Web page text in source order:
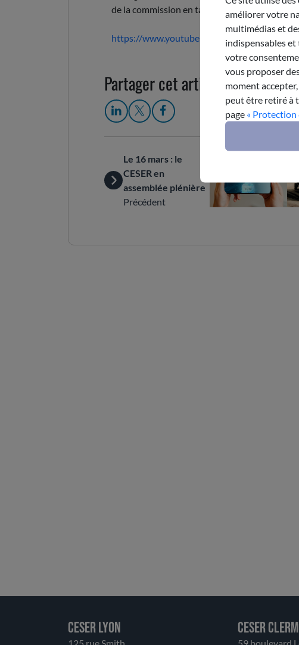
de la commission en tant que personnalité
https://www.youtube.com/
Partager cet article
Le 16 mars : le
CESER en
assemblée plénière
Précédent
CESER LYON CESER
améliorer votre
multimédias et
indispensables
votre
vous proposer
moment
peut être retiré à
page « Protection